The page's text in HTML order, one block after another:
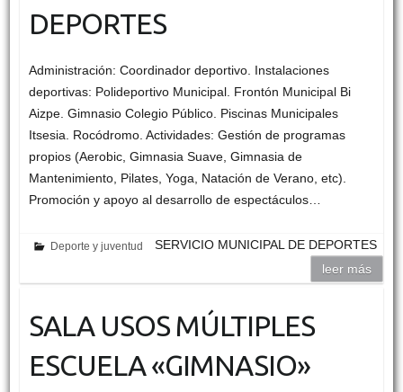
DEPORTES
Administración: Coordinador deportivo. Instalaciones
deportivas: Polideportivo Municipal. Frontón Municipal Bi
Aizpe. Gimnasio Colegio Público. Piscinas Municipales
Itsesia. Rocódromo. Actividades: Gestión de programas
propios (Aerobic, Gimnasia Suave, Gimnasia de
Mantenimiento, Pilates, Yoga, Natación de Verano, etc).
Promoción y apoyo al desarrollo de espectáculos…
Deporte y juventud
SERVICIO MUNICIPAL DE DEPORTES
leer más
SALA USOS MÚLTIPLES
ESCUELA «GIMNASIO»